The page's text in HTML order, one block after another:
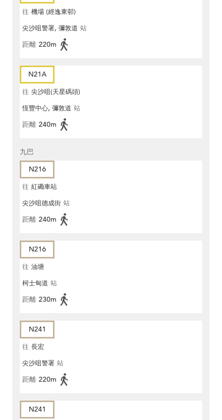
往 機場 (經逸東邨)
尖沙咀警署, 彌敦道 站
距離 220m
N21A
往 尖沙咀(天星碼頭)
恆豐中心, 彌敦道 站
距離 240m
九巴
N216
往 紅磡車站
尖沙咀德成街 站
距離 240m
N216
往 油塘
柯士甸道 站
距離 230m
N241
往 長宏
尖沙咀警署 站
距離 220m
N241